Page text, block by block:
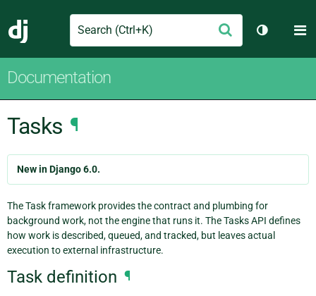
Django
Search Envoyer
Changer
Documentation
Tasks ¶
New in Django 6.0.
The Task framework provides the contract and plumbing for
background work, not the engine that runs it. The Tasks API defines
how work is described, queued, and tracked, but leaves actual
execution to external infrastructure.
Task definition ¶